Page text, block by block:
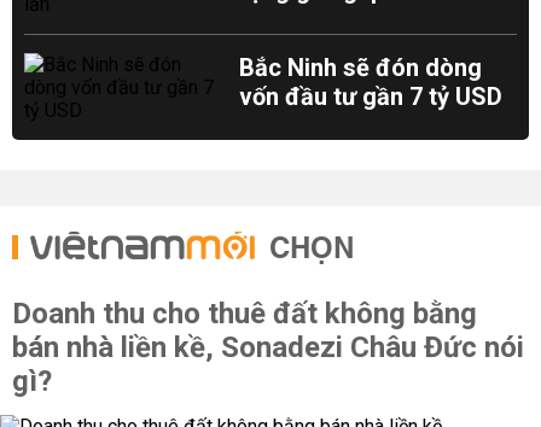
Bắc Ninh sẽ đón dòng
vốn đầu tư gần 7 tỷ USD
CHỌN
Doanh thu cho thuê đất không bằng
bán nhà liền kề, Sonadezi Châu Đức nói
gì?